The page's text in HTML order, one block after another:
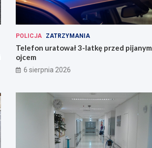
POLICJA ZATRZYMANIA
Telefon uratował 3-latkę przed pijanym
ojcem
6 sierpnia 2026